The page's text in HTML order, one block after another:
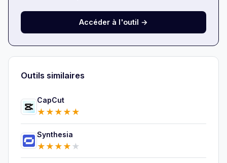
Accéder à l'outil →
Outils similaires
CapCut
★ ★ ★ ★ ★
Synthesia
★ ★ ★ ★ ★